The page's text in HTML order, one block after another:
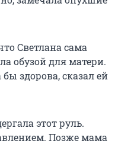
Светлана сама
обузой для матери.
здорова, сказал ей
этот руль.
Позже мама